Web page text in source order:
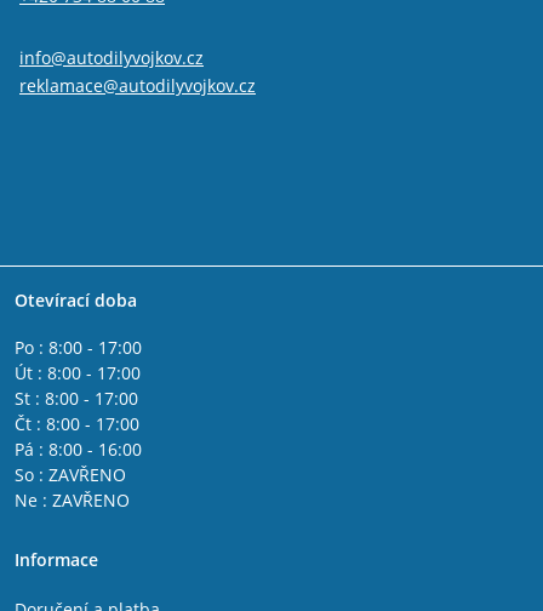
info@autodilyvojkov.cz
reklamace@autodilyvojkov.cz
Otevírací doba
Po : 8:00 - 17:00
Út : 8:00 - 17:00
St : 8:00 - 17:00
Čt : 8:00 - 17:00
Pá : 8:00 - 16:00
So : ZAVŘENO
Ne : ZAVŘENO
Informace